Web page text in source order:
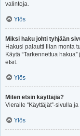
valintoja.
Ylös
Miksi haku johti tyhjään
Hakusi palautti liian monta
Käytä “Tarkennettua
etsit.
Ylös
Miten etsin käyttäjiä?
Vieraile “Käyttäjät”-sivulla
Ylös